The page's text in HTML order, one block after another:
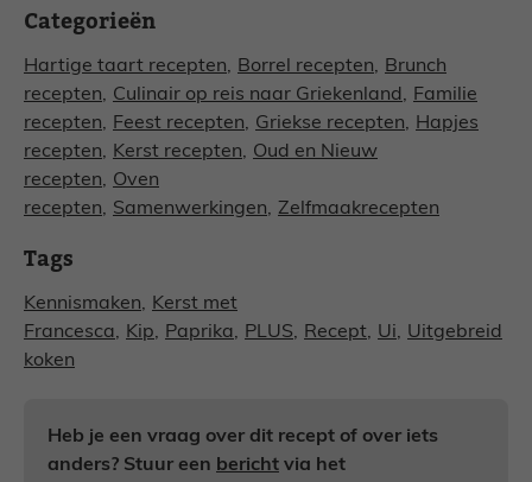
Categorieën
Hartige taart recepten, Borrel recepten, Brunch
recepten, Culinair op reis naar Griekenland , Familie
recepten, Feest recepten, Griekse recepten, Hapjes
recepten, Kerst recepten, Oud en Nieuw
recepten, Oven
recepten, Samenwerkingen, Zelfmaakrecepten
Tags
Kennismaken, Kerst met
Francesca, Kip, Paprika, PLUS, Recept, Ui, Uitgebreid
koken
Heb je een vraag over dit recept of over iets
anders? Stuur een bericht via het